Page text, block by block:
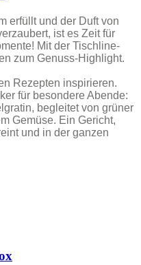
erfüllt und der Duft von
ist es Zeit für
Mit der Tischline-
zum Genuss-Highlight.
Rezepten inspirieren.
für besondere Abende:
begleitet von grüner
Gemüse. Ein Gericht,
und in der ganzen